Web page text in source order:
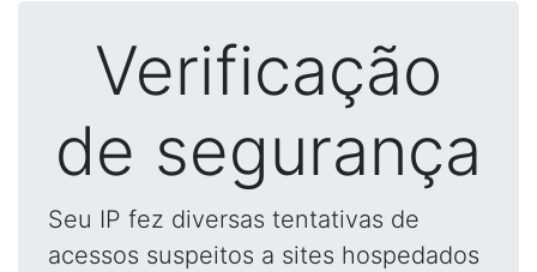
Verificação
de segurança
Seu IP fez diversas tentativas de
acessos suspeitos a sites hospedados